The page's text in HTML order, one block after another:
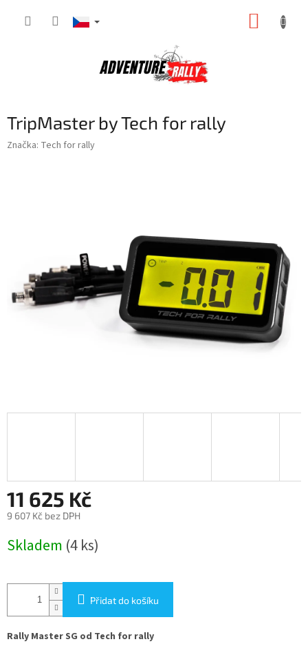
TripMaster by Tech for rally
Značka: Tech for rally
11 625 Kč
9 607 Kč bez DPH
cena:
Skladem (4 ks)
Přidat do košíku
Rally Master SG od Tech for rally